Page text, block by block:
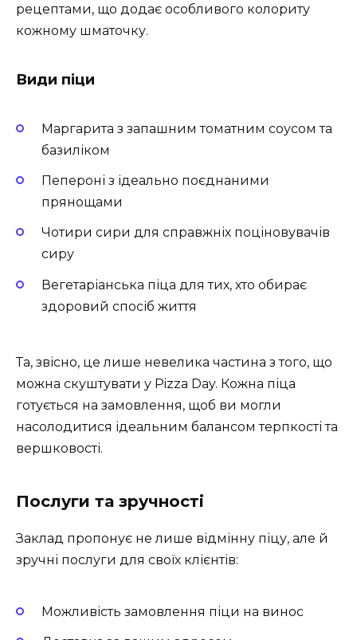
рецептами, що додає особливого колориту
кожному шматочку.
Види піци
Маргарита з запашним томатним соусом та
базиліком
Пепероні з ідеально поєднаними
прянощами
Чотири сири для справжніх поціновувачів
сиру
Вегетаріанська піца для тих, хто обирає
здоровий спосіб життя
Та, звісно, це лише невелика частина з того, що
можна скуштувати у Pizza Day. Кожна піца
готується на замовлення, щоб ви могли
насолодитися ідеальним балансом терпкості та
вершковості.
Послуги та зручності
Заклад пропонує не лише відмінну піцу, але й
зручні послуги для своїх клієнтів:
Можливість замовлення піци на винос